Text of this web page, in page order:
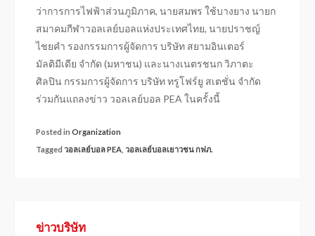
ว่าการการไฟฟ้าส่วนภูมิภาค, นายสมพร ใช้บางยาง นายก
สมาคมกีฬาวอลเลย์บอลแห่งประเทศไทย, นายปราชญ์
ไชยคำ รองกรรมการผู้จัดการ บริษัท สยามอินเตอร์
มัลติมีเดีย จำกัด (มหาชน) และนางเนตรชนก วิภาตะ
ศิลปิน กรรมการผู้จัดการ บริษัท ทรูโฟร์ยู สเตชั่น จำกัด
ร่วมกันแถลงข่าว วอลเลย์บอล PEA ในครั้งนี้
Posted in Organization
Tagged วอลเลย์บอล PEA วอลเลย์บอลเยาวชน กฟภ.
ข่าวบริษัท